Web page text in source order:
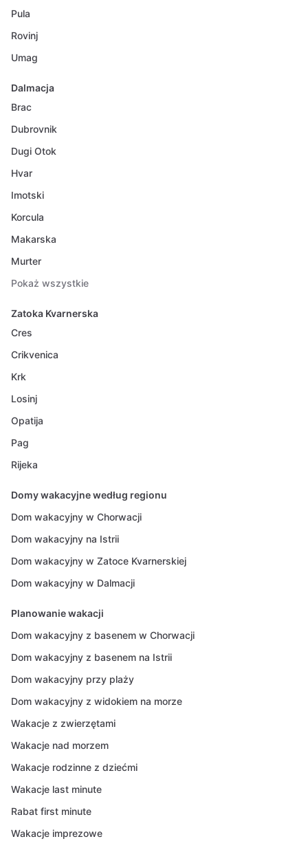
Pula
Rovinj
Umag
Dalmacja
Brac
Dubrovnik
Dugi Otok
Hvar
Imotski
Korcula
Makarska
Murter
Pokaż wszystkie
Zatoka Kvarnerska
Cres
Crikvenica
Krk
Losinj
Opatija
Pag
Rijeka
Domy wakacyjne według regionu
Dom wakacyjny w Chorwacji
Dom wakacyjny na Istrii
Dom wakacyjny w Zatoce Kvarnerskiej
Dom wakacyjny w Dalmacji
Planowanie wakacji
Dom wakacyjny z basenem w Chorwacji
Dom wakacyjny z basenem na Istrii
Dom wakacyjny przy plaży
Dom wakacyjny z widokiem na morze
Wakacje z zwierzętami
Wakacje nad morzem
Wakacje rodzinne z dziećmi
Wakacje last minute
Rabat first minute
Wakacje imprezowe